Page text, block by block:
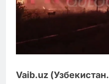
Vaib.uz (Узбекистан.